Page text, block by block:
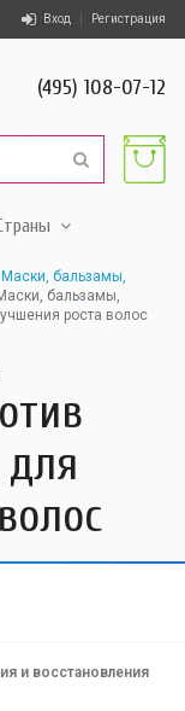
Вход Регистрация
(495) 108-07-12
Маски, бальзамы,
бальзамы,
роста волос
и восстановления